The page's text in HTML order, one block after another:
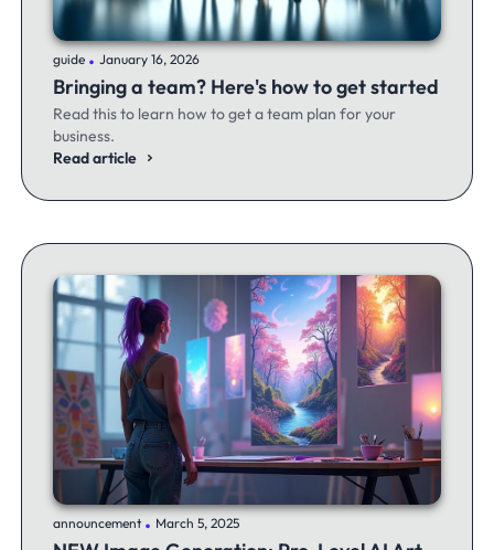
guide .January 16, 2026
Bringing a team? Here's how to get started
Read this to learn how to get a team plan for your
business.
Read article
announcement .March 5, 2025